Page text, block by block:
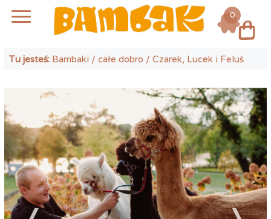
Tu jesteś: Bambaki /całe dobro / Czarek, Lucek i Feluś
Log in
0